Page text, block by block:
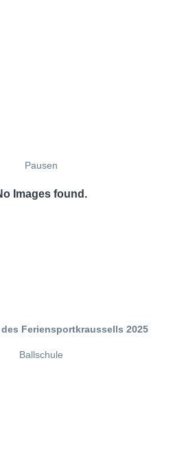
Pausen
Images found.
Feriensportkraussells 2025
Ballschule